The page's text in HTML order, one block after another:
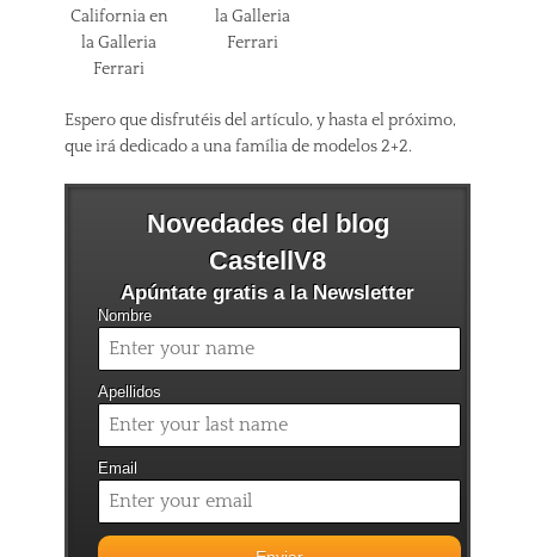
California en
la Galleria
Ferrari
la Galleria
Ferrari
Espero que disfrutéis del artículo, y hasta el próximo,
que irá dedicado a una família de modelos 2+2.
Novedades del blog
CastellV8
Apúntate gratis a la Newsletter
Nombre
Apellidos
Email